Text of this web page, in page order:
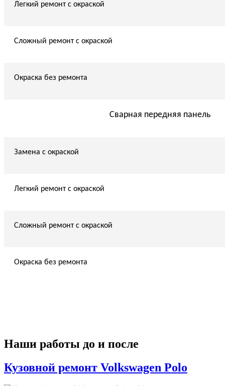
Легкий ремонт с окраской
Сложный ремонт с окраской
Окраска без ремонта
Сварная передняя панель
Замена с окраской
Легкий ремонт с окраской
Сложный ремонт с окраской
Окраска без ремонта
Наши работы до и после
Кузовной ремонт Volkswagen Polo